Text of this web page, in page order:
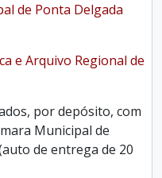
de Ponta Delgada
e Arquivo Regional de
por depósito, com
Municipal de
de entrega de 20